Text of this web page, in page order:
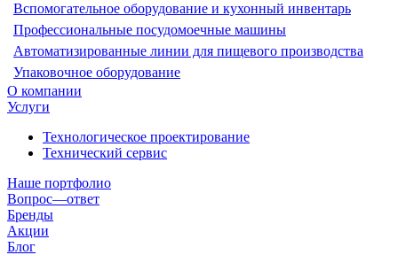
Вспомогательное оборудование и кухонный инвентарь
Профессиональные посудомоечные машины
Автоматизированные линии для пищевого производства
Упаковочное оборудование
О компании
Услуги
Технологическое проектирование
Технический сервис
Наше портфолио
Вопрос—ответ
Бренды
Акции
Блог